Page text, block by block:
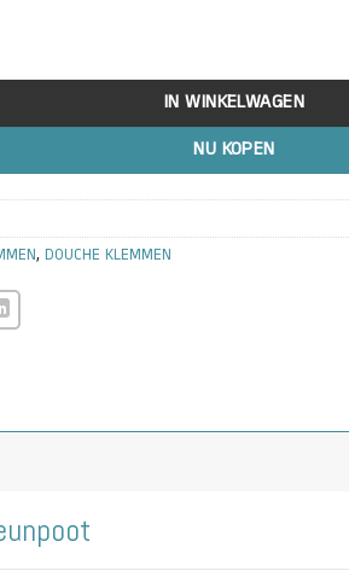
90° wand/glas met kleine steunpoot aantal
IN WINKELWAGEN
NU KOPEN
, DOUCHE KLEMMEN